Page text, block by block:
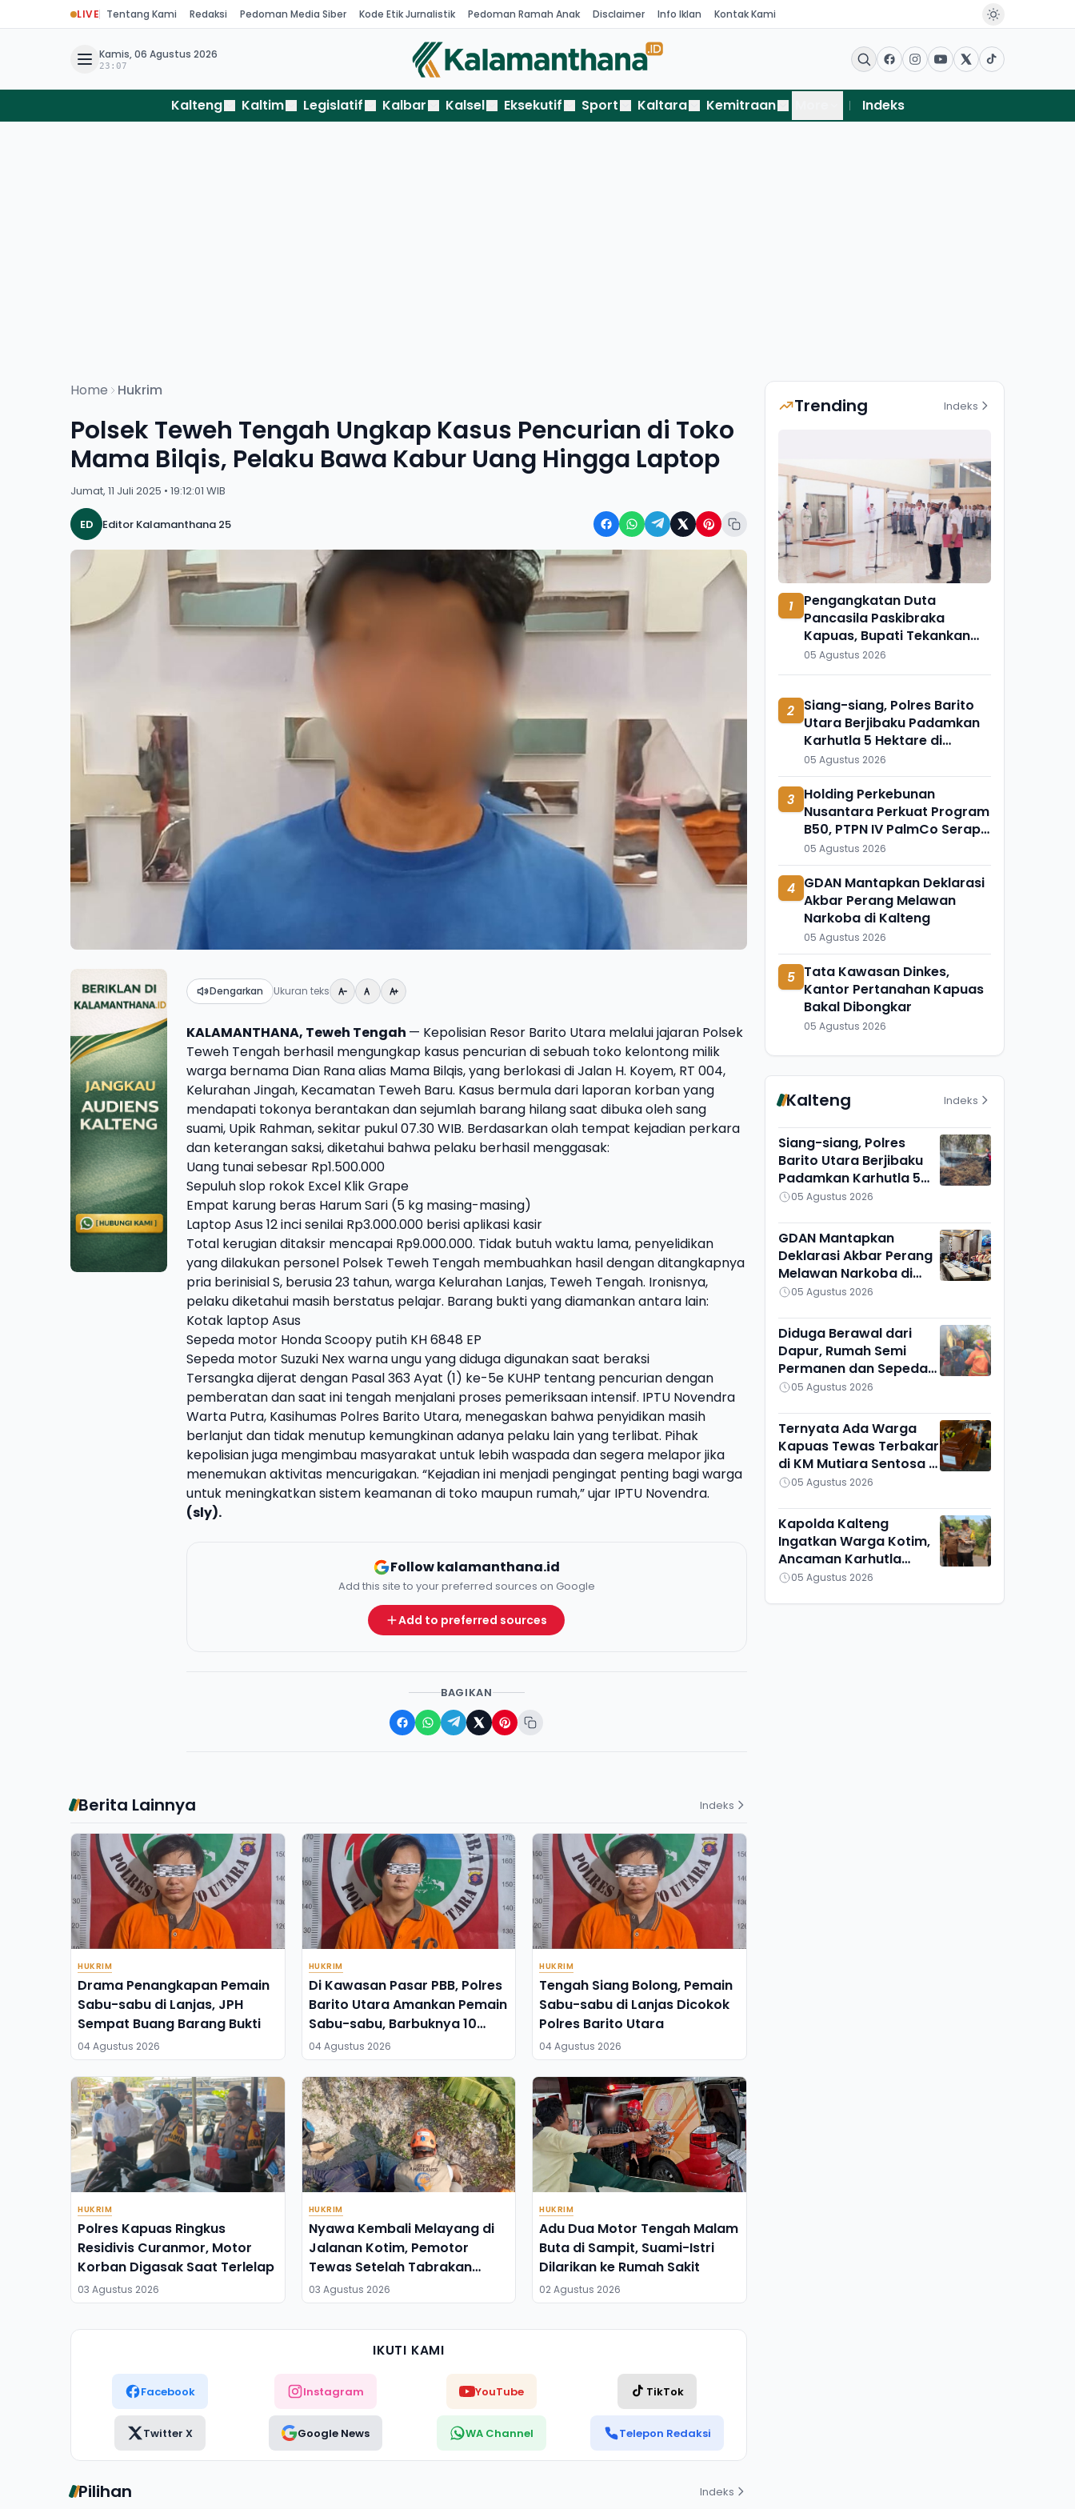
LIVE Tentang Kami Redaksi Pedoman Media Siber Kode Etik Jurnalistik Pedoman Ramah Anak Disclaimer Info Iklan Kontak Kami
Kamis, 06 Agustus 2026
23:07
Kalteng Kaltim Legislatif Kalbar Kalsel Eksekutif Sport Kaltara Kemitraan Indeks
Home Hukrim
Polsek Teweh Tengah Ungkap Kasus Pencurian di Toko
Mama Bilqis, Pelaku Bawa Kabur Uang Hingga Laptop
Jumat, 11 Juli 2025 • 19:12:01 WIB
ED Editor Kalamanthana 25
Dengarkan Ukuran teks
KALAMANTHANA, Teweh Tengah — Kepolisian Resor Barito Utara melalui jajaran Polsek
Teweh Tengah berhasil mengungkap kasus pencurian di sebuah toko kelontong milik
warga bernama Dian Rana alias Mama Bilqis, yang berlokasi di Jalan H. Koyem, RT 004,
Kelurahan Jingah, Kecamatan Teweh Baru. Kasus bermula dari laporan korban yang
mendapati tokonya berantakan dan sejumlah barang hilang saat dibuka oleh sang
suami, Upik Rahman, sekitar pukul 07.30 WIB. Berdasarkan olah tempat kejadian perkara
dan keterangan saksi, diketahui bahwa pelaku berhasil menggasak:
Uang tunai sebesar Rp1.500.000
Sepuluh slop rokok Excel Klik Grape
Empat karung beras Harum Sari (5 kg masing-masing)
Laptop Asus 12 inci senilai Rp3.000.000 berisi aplikasi kasir
Total kerugian ditaksir mencapai Rp9.000.000. Tidak butuh waktu lama, penyelidikan
yang dilakukan personel Polsek Teweh Tengah membuahkan hasil dengan ditangkapnya
pria berinisial S, berusia 23 tahun, warga Kelurahan Lanjas, Teweh Tengah. Ironisnya,
pelaku diketahui masih berstatus pelajar. Barang bukti yang diamankan antara lain:
Kotak laptop Asus
Sepeda motor Honda Scoopy putih KH 6848 EP
Sepeda motor Suzuki Nex warna ungu yang diduga digunakan saat beraksi
Tersangka dijerat dengan Pasal 363 Ayat (1) ke-5e KUHP tentang pencurian dengan
pemberatan dan saat ini tengah menjalani proses pemeriksaan intensif. IPTU Novendra
Warta Putra, Kasihumas Polres Barito Utara, menegaskan bahwa penyidikan masih
berlanjut dan tidak menutup kemungkinan adanya pelaku lain yang terlibat. Pihak
kepolisian juga mengimbau masyarakat untuk lebih waspada dan segera melapor jika
menemukan aktivitas mencurigakan. “Kejadian ini menjadi pengingat penting bagi warga
untuk meningkatkan sistem keamanan di toko maupun rumah,” ujar IPTU Novendra.
(sly).
Follow kalamanthana.id
Add this site to your preferred sources on Google
Add to preferred sources
BAGIKAN
Berita Lainnya Indeks
HUKRIM
Drama Penangkapan Pemain
Sabu-sabu di Lanjas, JPH
Sempat Buang Barang Bukti
04 Agustus 2026
HUKRIM
Di Kawasan Pasar PBB, Polres
Barito Utara Amankan Pemain
Sabu-sabu, Barbuknya 10
Gram
04 Agustus 2026
HUKRIM
Tengah Siang Bolong, Pemain
Sabu-sabu di Lanjas Dicokok
Polres Barito Utara
04 Agustus 2026
HUKRIM
Polres Kapuas Ringkus
Residivis Curanmor, Motor
Korban Digasak Saat Terlelap
03 Agustus 2026
HUKRIM
Nyawa Kembali Melayang di
Jalanan Kotim, Pemotor
Tewas Setelah Tabrakan
dengan Pikap
03 Agustus 2026
HUKRIM
Adu Dua Motor Tengah Malam
Buta di Sampit, Suami-Istri
Dilarikan ke Rumah Sakit
02 Agustus 2026
IKUTI KAMI
Facebook Instagram YouTube TikTok
Twitter X Google News WA Channel Telepon Redaksi
Pilihan Indeks
Trending Indeks
1
Pengangkatan Duta
Pancasila Paskibraka
Kapuas, Bupati Tekankan
Semangat Kebangsaan
05 Agustus 2026
2 Siang-siang, Polres Barito
Utara Berjibaku Padamkan
Karhutla 5 Hektare di
Bintang Ninggi I
05 Agustus 2026
3 Holding Perkebunan
Nusantara Perkuat Program
B50, PTPN IV PalmCo Serap
1,73 Juta Ton TBS Petani
05 Agustus 2026
4 GDAN Mantapkan Deklarasi
Akbar Perang Melawan
Narkoba di Kalteng
05 Agustus 2026
5 Tata Kawasan Dinkes,
Kantor Pertanahan Kapuas
Bakal Dibongkar
05 Agustus 2026
Kalteng Indeks
Siang-siang, Polres
Barito Utara Berjibaku
Padamkan Karhutla 5
Hektare di Bintang
05 Agustus 2026
GDAN Mantapkan
Deklarasi Akbar Perang
Melawan Narkoba di
Kalteng
05 Agustus 2026
Diduga Berawal dari
Dapur, Rumah Semi
Permanen dan Sepeda
Motor di Ketapang
05 Agustus 2026
Ternyata Ada Warga
Kapuas Tewas Terbakar
di KM Mutiara Sentosa II,
Ini Identitasnya
05 Agustus 2026
Kapolda Kalteng
Ingatkan Warga Kotim,
Ancaman Karhutla
Masuk Fase Krusial
05 Agustus 2026